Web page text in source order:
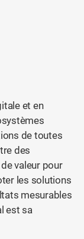
et en
de toutes
des
valeur pour
les solutions
mesurables
est sa